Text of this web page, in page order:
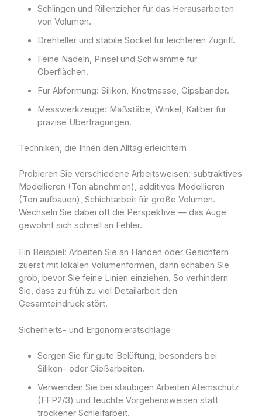
Schlingen und Rillenzieher für das Herausarbeiten
von Volumen.
Drehteller und stabile Sockel für leichteren Zugriff.
Feine Nadeln, Pinsel und Schwämme für
Oberflächen.
Für Abformung: Silikon, Knetmasse, Gipsbänder.
Messwerkzeuge: Maßstäbe, Winkel, Kaliber für
präzise Übertragungen.
Techniken, die Ihnen den Alltag erleichtern
Probieren Sie verschiedene Arbeitsweisen: subtraktives
Modellieren (Ton abnehmen), additives Modellieren
(Ton aufbauen), Schichtarbeit für große Volumen.
Wechseln Sie dabei oft die Perspektive — das Auge
gewöhnt sich schnell an Fehler.
Ein Beispiel: Arbeiten Sie an Händen oder Gesichtern
zuerst mit lokalen Volumenformen, dann schaben Sie
grob, bevor Sie feine Linien einziehen. So verhindern
Sie, dass zu früh zu viel Detailarbeit den
Gesamteindruck stört.
Sicherheits- und Ergonomieratschläge
Sorgen Sie für gute Belüftung, besonders bei
Silikon- oder Gießarbeiten.
Verwenden Sie bei staubigen Arbeiten Atemschutz
(FFP2/3) und feuchte Vorgehensweisen statt
trockener Schleifarbeit.